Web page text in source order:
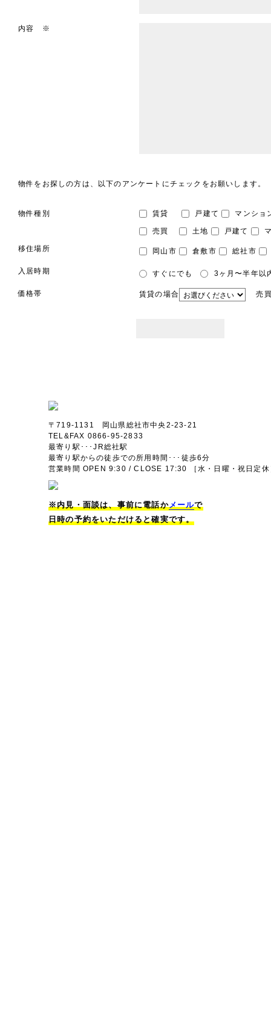
内容 ※
物件をお探しの方は、以下のアンケートにチェックをお願いします。
物件種別 賃貸 戸建て マンショ
売買 土地 戸建て
移住場所 岡山市 倉敷市 総社市
入居時期 すぐにでも 3ヶ月〜半年以
価格帯 賃貸の場合 売買
〒719-1131 岡山県総社市中央2-23-21
TEL&FAX 0866-95-2833
最寄り駅･･･JR総社駅
最寄り駅からの徒歩での所用時間･･･徒歩6分
営業時間 OPEN 9:30 / CLOSE 17:30 ［水・日曜・祝日定休
※内見・面談は、事前に電話かメールで
日時の予約をいただけると確実です。